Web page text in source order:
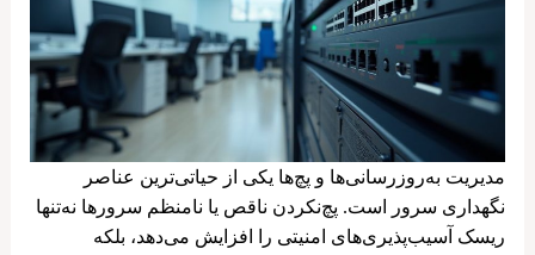
مدیریت به‌روزرسانی‌ها و پچ‌ها یکی از حیاتی‌ترین عناصر
نگهداری سرور است. پچ‌نکردن ناقص یا نامنظم سرورها نه‌تنها
ریسک آسیب‌پذیری‌های امنیتی را افزایش می‌دهد، بلکه